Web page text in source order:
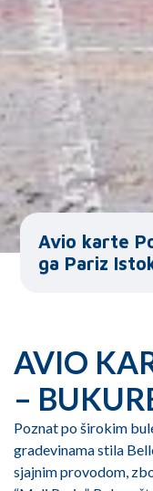
Avio karte
ga Pariz
AVIO
–
Poznat po širokim
gradevinama stila
sjajnim provodom,